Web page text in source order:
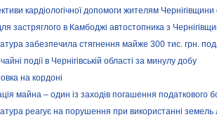
кардіологічної допомоги жителям
застряглого в Камбоджі автостопника з
забезпечила стягнення майже 300 тис. грн.
події в Чернігівській області за минулу добу
на кордоні
майна – один із заходів погашення податкового
реагує на порушення при використанні земель